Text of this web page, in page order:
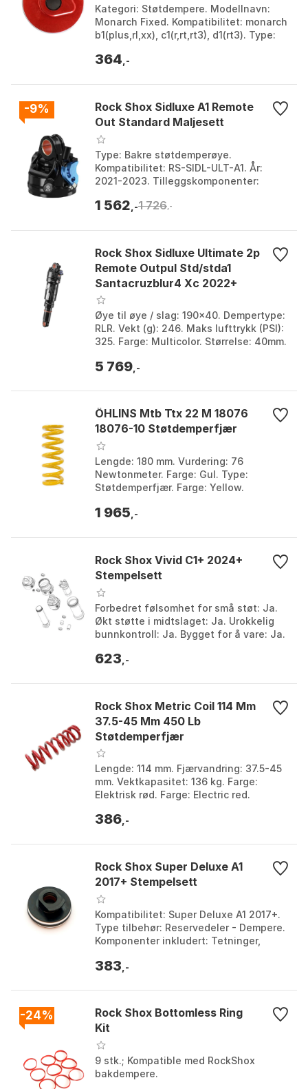
Kategori: Støtdempere. Modellnavn:
Monarch Fixed. Kompatibilitet: monarch
b1(plus,rl,xx), c1(r,rt,rt3), d1(rt3). Type:
Størrelse:...
364 ,-
-9%
Rock Shox Sidluxe A1 Remote
Out Standard Maljesett
Type: Bakre støtdemperøye.
Kompatibilitet: RS-SIDL-ULT-A1. År:
2021-2023. Tilleggskomponenter:
Black. Størrelse: One S...
1 562 ,-1 726,-
Rock Shox Sidluxe Ultimate 2p
Remote Outpul Std/stda1
Santacruzblur4 Xc 2022+
Støtdemper
Øye til øye / slag: 190x40. Dempertype:
RLR. Vekt (g): 246. Maks lufttrykk (PSI):
325. Farge: Multicolor. Størrelse: 40mm.
5 769 ,-
ÖHLINS Mtb Ttx 22 M 18076
18076-10 Støtdemperfjær
Lengde: 180 mm. Vurdering: 76
Newtonmeter. Farge: Gul. Type:
Støtdemperfjær. Farge: Yellow.
1 965 ,-
Rock Shox Vivid C1+ 2024+
Stempelsett
Forbedret følsomhet for små støt: Ja.
Økt støtte i midtslaget: Ja. Urokkelig
bunnkontroll: Ja. Bygget for å vare: Ja.
623 ,-
Rock Shox Metric Coil 114 Mm
37.5-45 Mm 450 Lb
Støtdemperfjær
Lengde: 114 mm. Fjærvandring: 37.5-45
mm. Vektkapasitet: 136 kg. Farge:
Elektrisk rød. Farge: Electric red.
386 ,-
Rock Shox Super Deluxe A1
2017+ Stempelsett
Kompatibilitet: Super Deluxe A1 2017+.
Type tilbehør: Reservedeler - Dempere.
Komponenter inkludert: Tetninger,
Luftfjæring. F...
383 ,-
-24%
Rock Shox Bottomless Ring
Kit
9 stk.; Kompatible med RockShox
bakdempere.